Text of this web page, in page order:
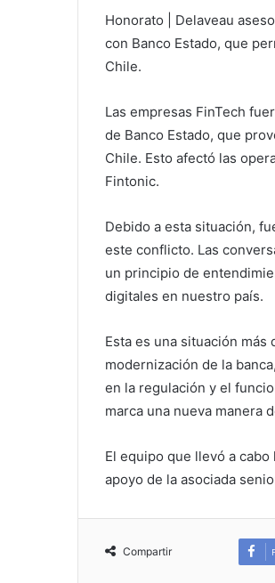
Honorato | Delaveau
con Banco Estado, que
Chile.
Las empresas FinTech
de Banco Estado, que
Chile. Esto afectó las
Fintonic.
Debido a esta situación,
este conflicto. Las
un principio de
digitales en nuestro país.
Esta es una situación
modernización de la
en la regulación y el
marca una nueva manera
El equipo que llevó a
apoyo de la asociada
Compartir